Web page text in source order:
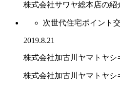
株式会社サワヤ総本店の紹
次世代住宅ポイント
2019.8.21
株式会社加古川ヤマトヤシ
株式会社加古川ヤマトヤシ